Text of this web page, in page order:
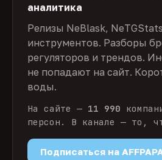
аналитика
Релизы NeBlask,
инструментов. Разборы
регуляторов и трендов.
не попадают на сайт.
воды.
На сайте — 11 990
персон. В канале — то,
Подписаться на